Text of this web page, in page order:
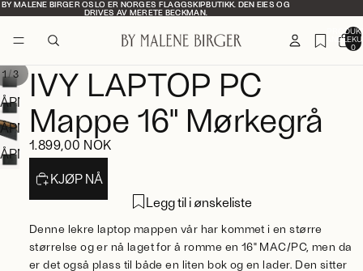
BY MALENE BIRGER OSLO ER NORGES FLAGGSKIPBUTIKK. DEN EIES OG
DRIVES AV MERETE BECKMAN.
BY MALENE BIRGER OSLO ER NORGES FLAGGSKIPBUTIKK. DEN EIES OG
DRIVES AV MERETE BECKMAN.
0
1/3
ÅPNE
BILDET
I
FULLSKJERM
ÅPNE
BILDET
I
FULLSKJERM
ÅPNE
BILDET
IVY LAPTOP PC
Mappe 16" Mørkegrå
1.899,00 NOK
KJØP NÅ
Legg til i ønskeliste
Denne lekre laptop mappen vår har kommet i en større
størrelse og er nå laget for å romme en 16" MAC/PC, men da
er det også plass til både en liten bok og en lader. Den sitter